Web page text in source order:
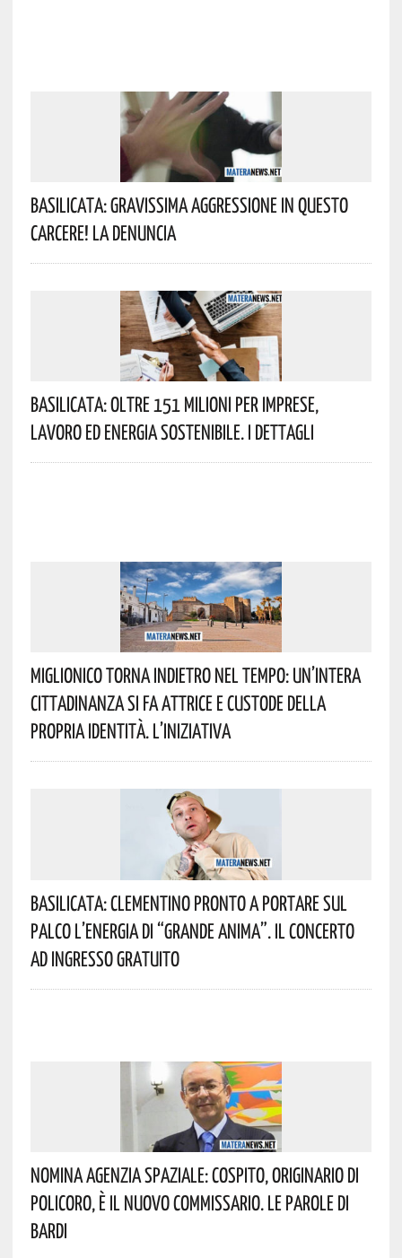
Basilicata: Gravissima Aggressione In Questo
Carcere! La Denuncia
Basilicata: Oltre 151 Milioni Per Imprese,
Lavoro Ed Energia Sostenibile. I Dettagli
Miglionico Torna Indietro Nel Tempo: Un’intera
Cittadinanza Si Fa Attrice E Custode Della
Propria Identità. L’iniziativa
Basilicata: Clementino Pronto A Portare Sul
Palco L’energia Di “Grande Anima”. Il Concerto
Ad Ingresso Gratuito
Nomina Agenzia Spaziale: Cospito, Originario Di
Policoro, È Il Nuovo Commissario. Le Parole Di
Bardi